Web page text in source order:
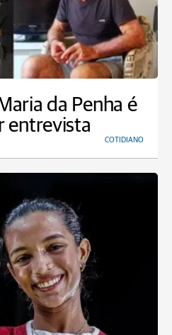
da Penha é
entrevista
COTIDIANO